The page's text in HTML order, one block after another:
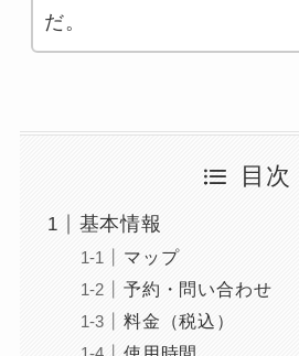
だ。
目次
基本情報
マップ
予約・問い合わせ
料金（税込）